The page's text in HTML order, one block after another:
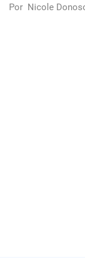
Por Nicole